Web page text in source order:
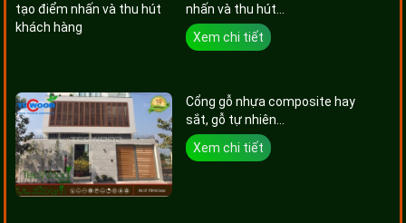
nhấn và thu hút...
Xem chi tiết
Cổng gỗ nhựa composite hay
sắt, gỗ tự nhiên...
Xem chi tiết